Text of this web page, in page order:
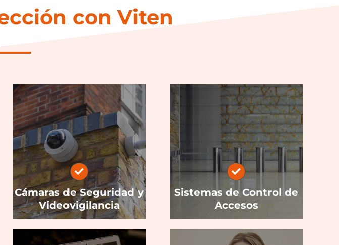
con Viten
Cámaras de Seguridad y
Videovigilancia
Sistemas de Control de
Accesos